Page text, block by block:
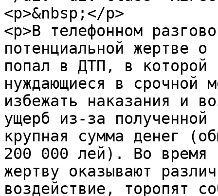
<p>&nbsp;</p>
<p>В телефонном
потенциальной жертве
попал в ДТП, в которой
нуждающиеся в срочной
избежать наказания и
ущерб из-за
крупная сумма денег
200 000 лей). Во время
жертву оказывают
воздействие, торопят